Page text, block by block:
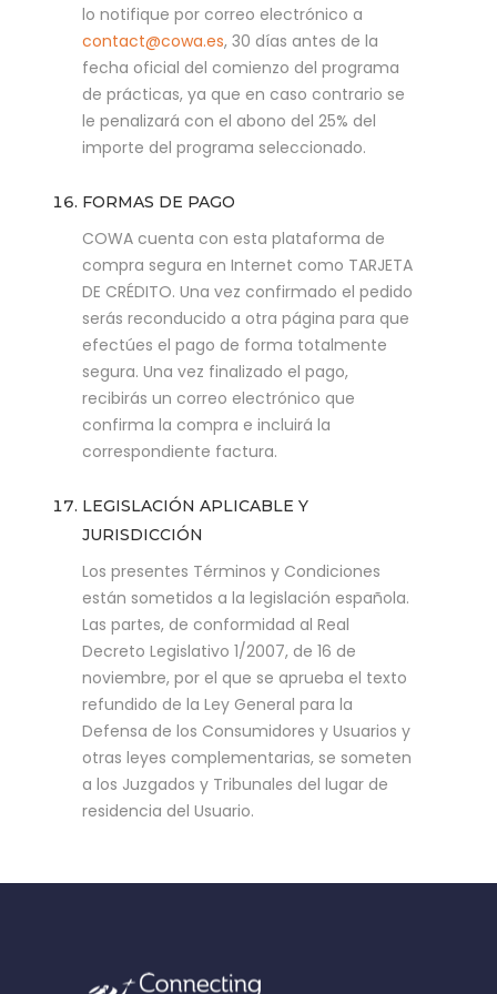
lo notifique por correo electrónico a
contact@cowa.es, 30 días antes de la
fecha oficial del comienzo del programa
de prácticas, ya que en caso contrario se
le penalizará con el abono del 25% del
importe del programa seleccionado.
FORMAS DE PAGO
COWA cuenta con esta plataforma de
compra segura en Internet como TARJETA
DE CRÉDITO. Una vez confirmado el pedido
serás reconducido a otra página para que
efectúes el pago de forma totalmente
segura. Una vez finalizado el pago,
recibirás un correo electrónico que
confirma la compra e incluirá la
correspondiente factura.
LEGISLACIÓN APLICABLE Y
JURISDICCIÓN
Los presentes Términos y Condiciones
están sometidos a la legislación española.
Las partes, de conformidad al Real
Decreto Legislativo 1/2007, de 16 de
noviembre, por el que se aprueba el texto
refundido de la Ley General para la
Defensa de los Consumidores y Usuarios y
otras leyes complementarias, se someten
a los Juzgados y Tribunales del lugar de
residencia del Usuario.